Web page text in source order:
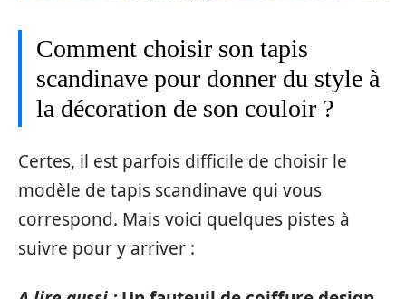
Comment choisir son tapis
scandinave pour donner du style à
la décoration de son couloir ?
Certes, il est parfois difficile de choisir le
modèle de tapis scandinave qui vous
correspond. Mais voici quelques pistes à
suivre pour y arriver :